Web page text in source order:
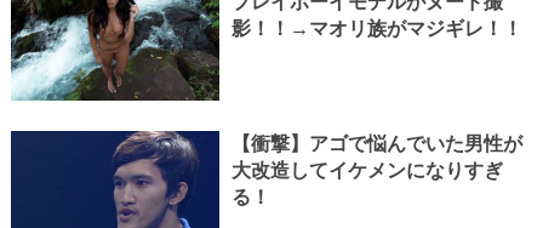
影！！→マオリ族がマジギレ！！
【衝撃】アゴで悩んでいた男性が
大改造してイケメンになりすぎ
る！